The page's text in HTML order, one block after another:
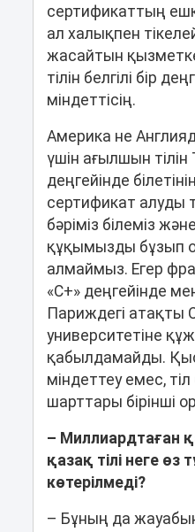
сертификаттың
ал халықпен
жасайтын
тілін белгілі бір
міндеттісің.
Америка не
үшін ағылшын тілін
деңгейінде
сертификат алуды
бәріміз білеміз
құқымызды бұзып
алмаймыз. Егер
«С+» деңгейінде
Париждегі атақты
университетіне
қабылдамайды.
міндеттеу емес, тіл
шарттары бірінші
– Миллиардтаған
қазақ тілі неге өз
көтерілмеді?
– Бұның да жауабын